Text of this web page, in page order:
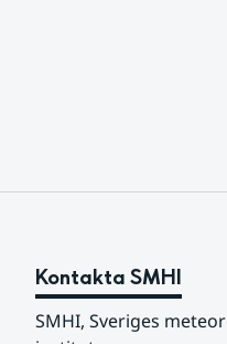
Kontakta SMHI
SMHI, Sveriges